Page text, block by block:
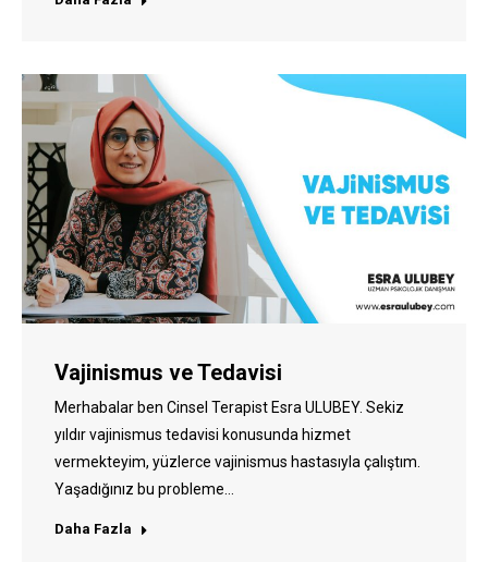
Vajinismus ve Tedavisi
Merhabalar ben Cinsel Terapist Esra ULUBEY. Sekiz
yıldır vajinismus tedavisi konusunda hizmet
vermekteyim, yüzlerce vajinismus hastasıyla çalıştım.
Yaşadığınız bu probleme…
Daha Fazla